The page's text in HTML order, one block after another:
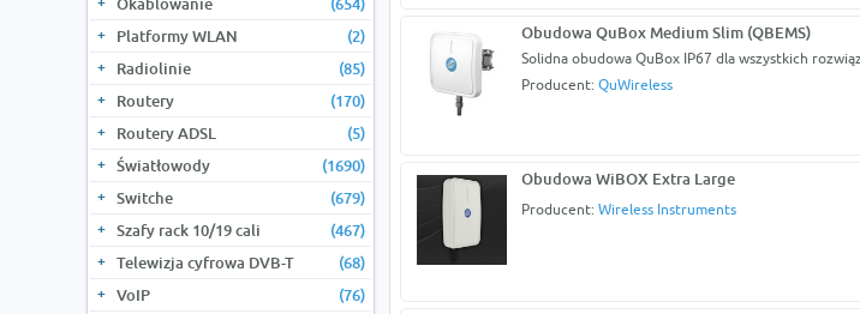
Platformy WLAN
(2)
Radiolinie
(85)
Routery
(170)
Routery ADSL
(5)
Światłowody
(1690)
Switche
(679)
Szafy rack 10/19 cali
(467)
Telewizja cyfrowa DVB-T
(68)
VoIP
(76)
Obudowa QuBox Medium Slim (QBEMS)
Solidna obudowa QuBox IP67 dla wszystkich
Producent: QuWireless
Obudowa WiBOX Extra Large
Producent: Wireless Instruments